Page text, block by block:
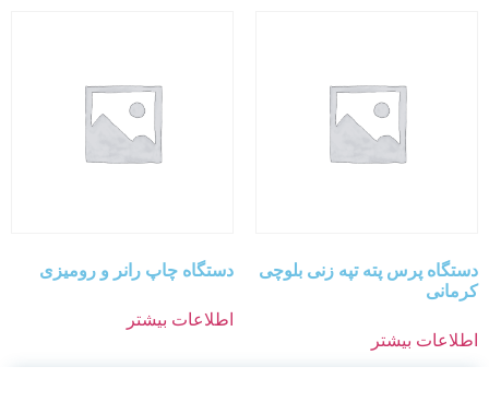
دستگاه پرس پته تپه زنی بلوچی
کرمانی
اطلاعات بیشتر
دستگاه چاپ رانر و رومیزی
اطلاعات بیشتر